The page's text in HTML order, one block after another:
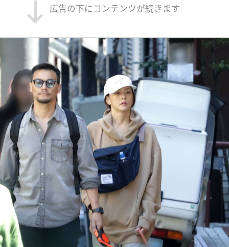
広告の下にコンテンツが続きます